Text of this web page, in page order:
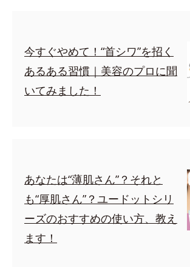
今すぐやめて！“首シワ”を招く
あるある習慣｜美容のプロに聞
いてみました！
あなたは“薄肌さん”？それと
も“厚肌さん”？ユードットシリ
ーズのおすすめの使い方、教え
ます！